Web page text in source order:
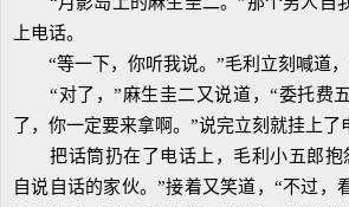
上电话。
“等一下，你听我说。”毛利立刻喊道
“对了，”麻生圭二又说道，“委托费
了，你一定要来拿啊。”说完立刻就挂上了
把话筒扔在了电话上，毛利小五郎抱
自说自话的家伙。”接着又笑道，“不过，